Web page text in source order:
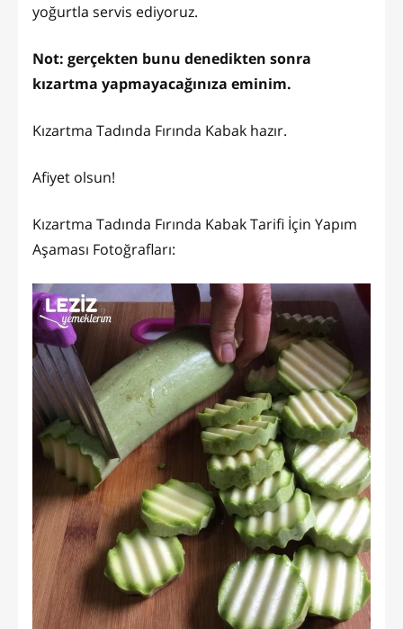
yoğurtla servis ediyoruz.
Not: gerçekten bunu denedikten sonra
kızartma yapmayacağınıza eminim.
Kızartma Tadında Fırında Kabak hazır.
Afiyet olsun!
Kızartma Tadında Fırında Kabak Tarifi İçin Yapım
Aşaması Fotoğrafları: